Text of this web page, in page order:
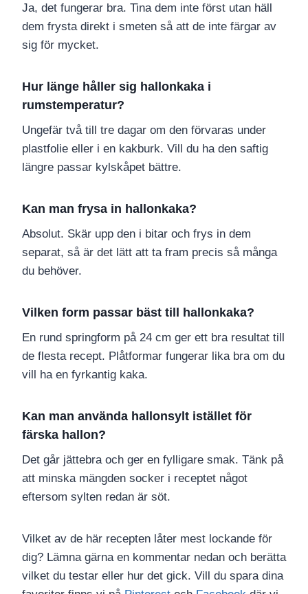
Ja, det fungerar bra. Tina dem inte först utan häll
dem frysta direkt i smeten så att de inte färgar av
sig för mycket.
Hur länge håller sig hallonkaka i
rumstemperatur?
Ungefär två till tre dagar om den förvaras under
plastfolie eller i en kakburk. Vill du ha den saftig
längre passar kylskåpet bättre.
Kan man frysa in hallonkaka?
Absolut. Skär upp den i bitar och frys in dem
separat, så är det lätt att ta fram precis så många
du behöver.
Vilken form passar bäst till hallonkaka?
En rund springform på 24 cm ger ett bra resultat till
de flesta recept. Plåtformar fungerar lika bra om du
vill ha en fyrkantig kaka.
Kan man använda hallonsylt istället för
färska hallon?
Det går jättebra och ger en fylligare smak. Tänk på
att minska mängden socker i receptet något
eftersom sylten redan är söt.
Vilket av de här recepten låter mest lockande för
dig? Lämna gärna en kommentar nedan och berätta
vilket du testar eller hur det gick. Vill du spara dina